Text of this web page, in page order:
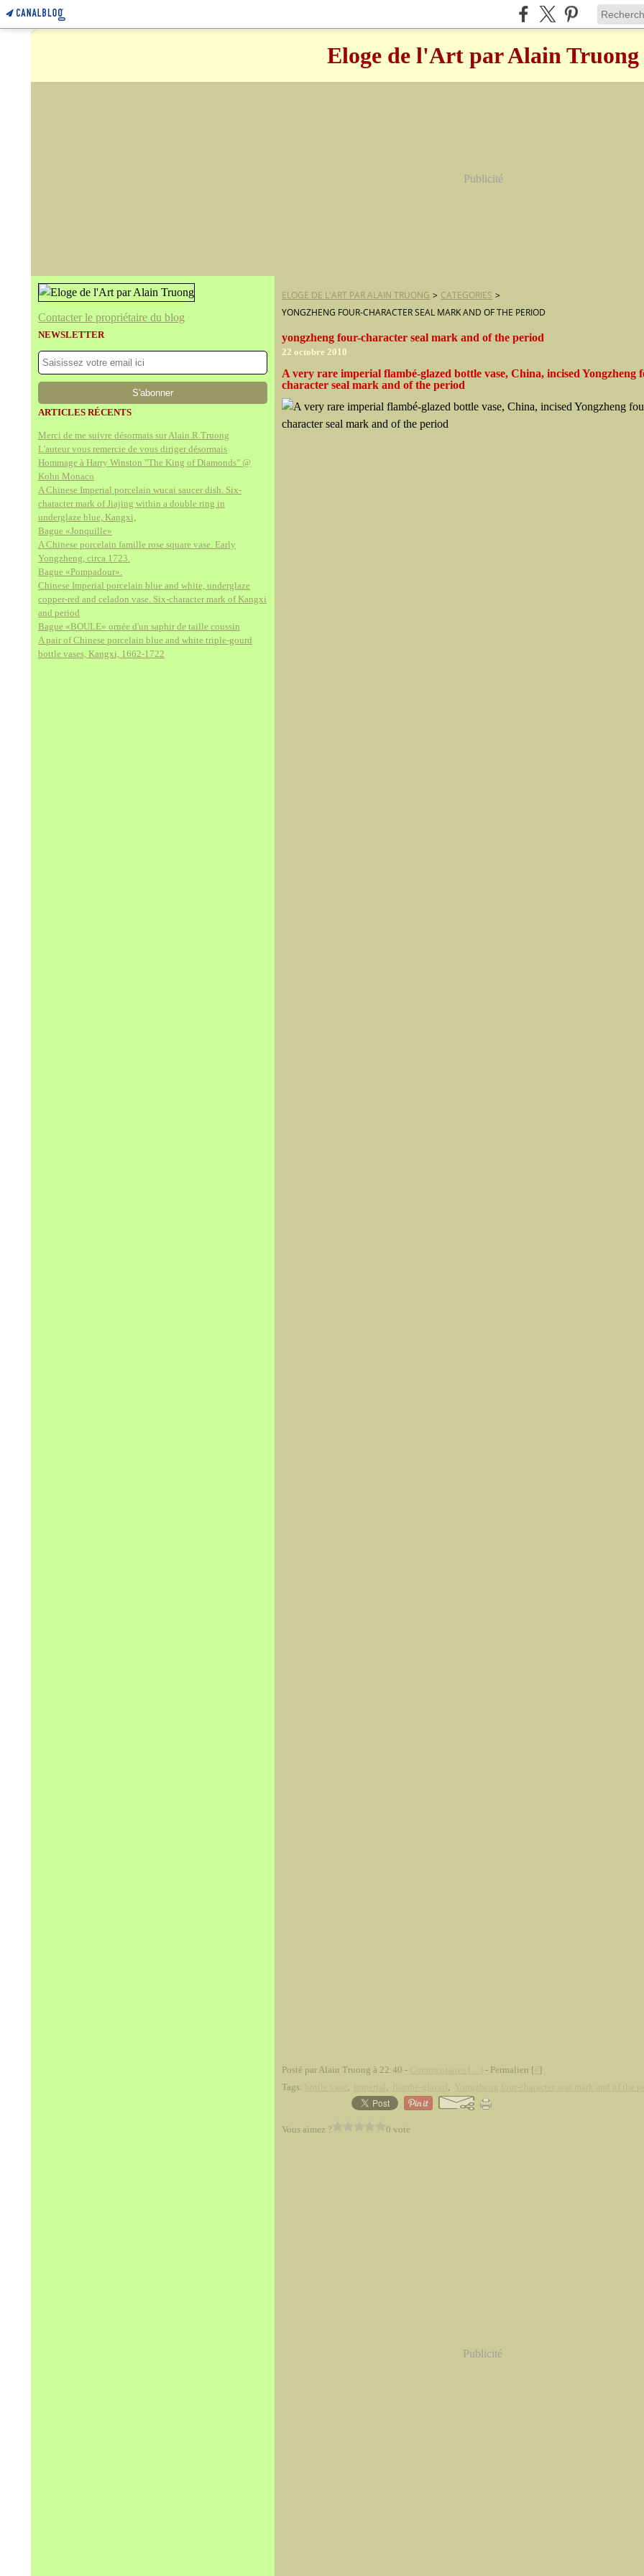
Eloge de l'Art par Alain Truong
Publicité
Contacter le propriétaire du blog
NEWSLETTER
ARTICLES RÉCENTS
Merci de me suivre désormais sur Alain.R.Truong
L'auteur vous remercie de vous diriger désormais
Hommage à Harry Winston "The King of Diamonds" @
Kohn Monaco
A Chinese Imperial porcelain wucai saucer dish. Six-
character mark of Jiajing within a double ring in
underglaze blue, Kangxi,
Bague «Jonquille»
A Chinese porcelain famille rose square vase. Early
Yongzheng, circa 1723.
Bague «Pompadour».
Chinese Imperial porcelain blue and white, underglaze
copper-red and celadon vase. Six-character mark of Kangxi
and period
Bague «BOULE» ornée d'un saphir de taille coussin
A pair of Chinese porcelain blue and white triple-gourd
bottle vases, Kangxi, 1662-1722
ELOGE DE L'ART PAR ALAIN TRUONG > CATEGORIES >
YONGZHENG FOUR-CHARACTER SEAL MARK AND OF THE PERIOD
yongzheng four-character seal mark and of the period
22 octobre 2010
A very rare imperial flambé-glazed bottle vase, China, incised Yongzheng
character seal mark and of the period
Posté par Alain Truong à 22:40 - - Permalien [ ]
Tags:
, , ,
Vous aimez ? 0 vote
Publicité